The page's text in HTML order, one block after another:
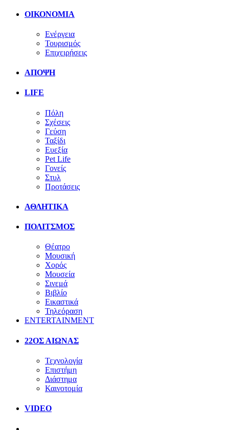
ΟΙΚΟΝΟΜΙΑ
Ενέργεια
Τουρισμός
Επιχειρήσεις
ΑΠΟΨΗ
LIFE
Πόλη
Σχέσεις
Γεύση
Ταξίδι
Ευεξία
Pet Life
Γονείς
Στυλ
Προτάσεις
ΑΘΛΗΤΙΚΑ
ΠΟΛΙΤΣΜΟΣ
Θέατρο
Μουσική
Χορός
Μουσεία
Σινεμά
Βιβλίο
Εικαστικά
Τηλεόραση
ENTERTAINMENT
22ΟΣ ΑΙΩΝΑΣ
Τεχνολογία
Επιστήμη
Διάστημα
Καινοτομία
VIDEO